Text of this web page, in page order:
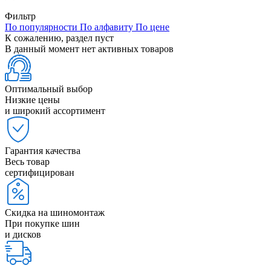
Фильтр
По популярности По алфавиту По цене
К сожалению, раздел пуст
В данный момент нет активных товаров
Оптимальный выбор
Низкие цены
и широкий ассортимент
Гарантия качества
Весь товар
сертифицирован
Скидка на шиномонтаж
При покупке шин
и дисков